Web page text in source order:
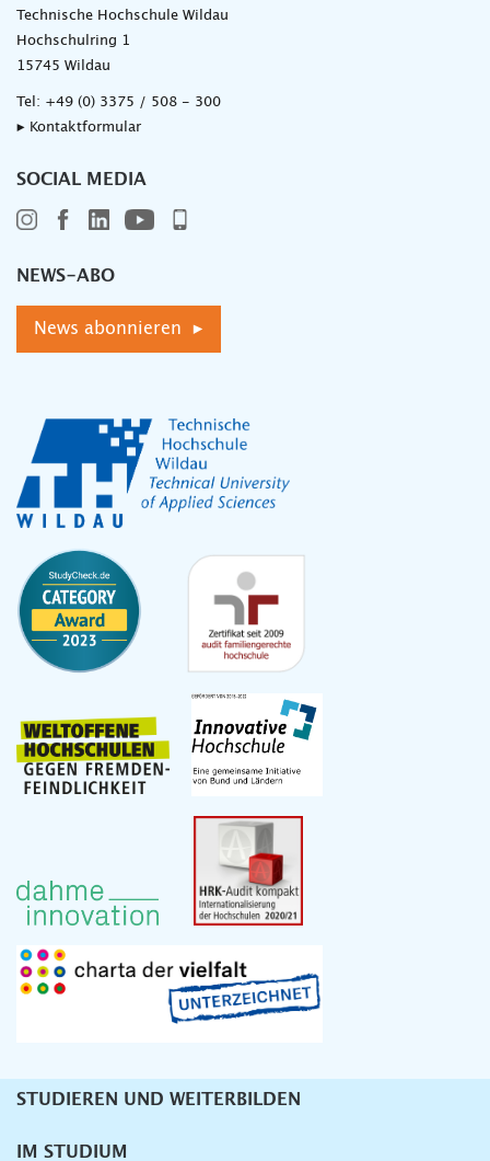
Technische Hochschule Wildau
Hochschulring 1
15745 Wildau
Tel: +49 (0) 3375 / 508 - 300
▸ Kontaktformular
SOCIAL MEDIA
NEWS-ABO
News abonnieren ▸
Unternavigation
STUDIEREN UND WEITERBILDEN
IM STUDIUM